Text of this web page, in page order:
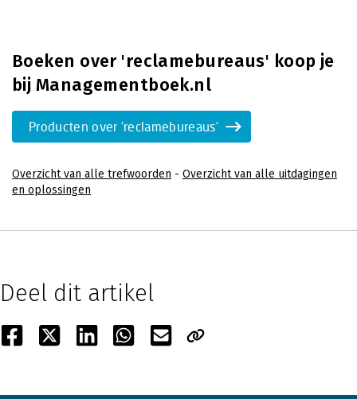
Boeken over 'reclamebureaus' koop je
bij Managementboek.nl
Producten over 'reclamebureaus'
Overzicht van alle trefwoorden - Overzicht van alle uitdagingen
en oplossingen
Deel dit artikel